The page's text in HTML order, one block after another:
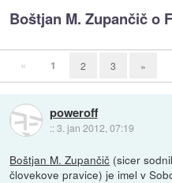
Boštjan M. Zupančič o
« 1 2 3 »
poweroff
::3. jan 2012, 07:19
Boštjan M. Zupančič (sicer
človekove pravice) je imel v